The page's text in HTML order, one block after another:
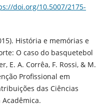
doi.org/10.5007/2175-
História e memórias e
O caso do basquetebol
E. A. Corrêa, F. Rossi, & M.
Profissional em
das Ciências